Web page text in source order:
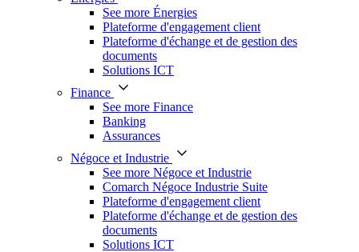
See more Énergies
Plateforme d'engagement client
Plateforme d'échange et de gestion des
documents
Solutions ICT
Finance
See more Finance
Banking
Assurances
Négoce et Industrie
See more Négoce et Industrie
Comarch Négoce Industrie Suite
Plateforme d'engagement client
Plateforme d'échange et de gestion des
documents
Solutions ICT